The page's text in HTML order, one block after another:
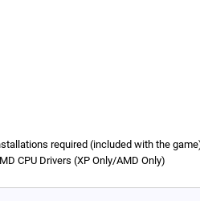
required (included with the
CPU Drivers (XP Only/AMD Only)